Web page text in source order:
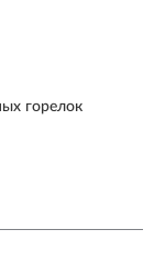
горелок